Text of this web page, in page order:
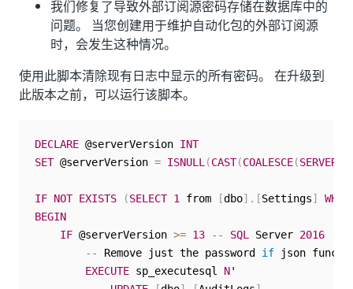
我们修复了导致外部订阅源密码存储在数据库中的
问题。 当您创建用于维护自动化包的外部订阅源
时，会发生这种情况。
使用此脚本清除现有日志中显示的所有密码。 在升级到
此版本之前，可以运行该脚本。
DECLARE @serverVersion INT
SET @serverVersion = ISNULL (CAST(COALESCE(
IF NOT EXISTS (SELECT 1 from [dbo] . [Settings]
BEGIN
IF @serverVersion >= 13 -- SQL Server 2016
--
Remove just the password if json
EXECUTE sp_executesql N'